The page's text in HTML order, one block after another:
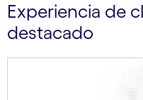
Experiencia de
destacado